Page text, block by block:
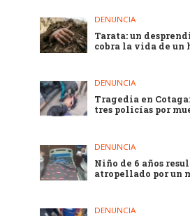
DENUNCIA
Tarata: un
cobra la vida de un
DENUNCIA
Tragedia en
tres policías por
DENUNCIA
Niño de 6 años
atropellado por un
DENUNCIA